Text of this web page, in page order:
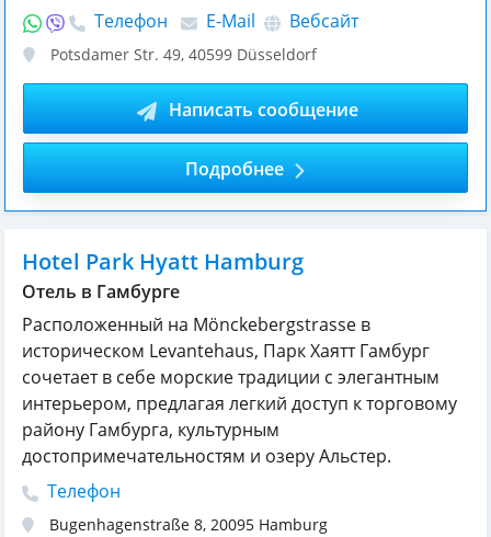
Телефон
E-Mail Вебсайт
Potsdamer Str. 49, 40599 Düsseldorf
Написать сообщение
Подробнее
Hotel Park Hyatt Hamburg
Отель в Гамбурге
Расположенный на Mönckebergstrasse в
историческом Levantehaus, Парк Хаятт Гамбург
сочетает в себе морские традиции с элегантным
интерьером, предлагая легкий доступ к торговому
району Гамбурга, культурным
достопримечательностям и озеру Альстер.
Телефон
Bugenhagenstraße 8, 20095 Hamburg